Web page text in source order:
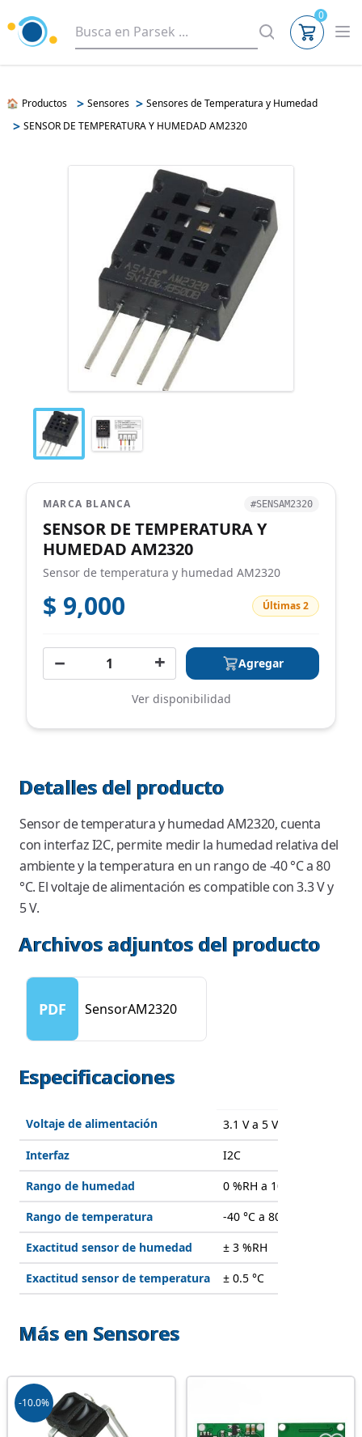
0
🏠 Productos > Sensores > Sensores de Temperatura y Humedad
> SENSOR DE TEMPERATURA Y HUMEDAD AM2320
MARCA BLANCA #SENSAM2320
SENSOR DE TEMPERATURA Y
HUMEDAD AM2320
Sensor de temperatura y humedad AM2320
$ 9,000 Últimas 2
− + Agregar
Ver disponibilidad
Detalles del producto
Sensor de temperatura y humedad AM2320, cuenta
con interfaz I2C, permite medir la humedad relativa del
ambiente y la temperatura en un rango de -40 °C a 80
°C. El voltaje de alimentación es compatible con 3.3 V y
5 V.
Archivos adjuntos del producto
PDF SensorAM2320
Especificaciones
Voltaje de alimentación
3.1 V a 5 V
Interfaz
I2C
Rango de humedad
0 %RH a 100%RH
Rango de temperatura
-40 °C a 80 °C
Exactitud sensor de humedad
± 3 %RH
Exactitud sensor de temperatura
± 0.5 °C
Más en Sensores
-10.0%